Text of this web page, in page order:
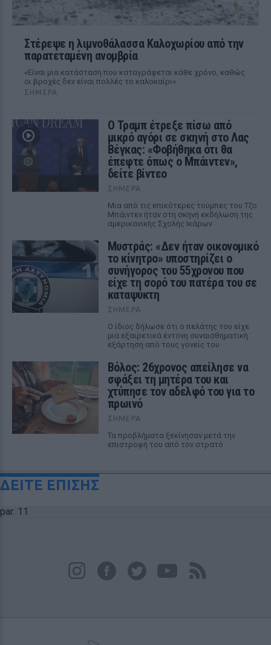
Στέρεψε η λιμνοθάλασσα Καλοχωρίου από την
παρατεταμένη ανομβρία
«Είναι μια κατάσταση που καταγράφεται κάθε χρόνο, καθώς
οι βροχές δεν είναι πολλές το καλοκαίρι»
ΣΉΜΕΡΑ
Ο Τραμπ έτρεξε πίσω από
μικρό αγόρι σε σκηνή στο Λας
Βέγκας: «Φοβήθηκα ότι θα
έπεφτε όπως ο Μπάιντεν»,
δείτε βίντεο
ΣΉΜΕΡΑ
Μια από τις επικότερες τούμπες του Τζο
Μπάιντεν ήταν στη σκηνή εκδήλωση της
αμερικανικής Σχολής Ικάρων
Μυστράς: «Δεν ήταν οικονομικό
το κίνητρο» υποστηρίζει ο
συνήγορος του 55χρονου που
είχε τη σορό του πατέρα του σε
καταψύκτη
ΣΉΜΕΡΑ
Ο ίδιος δήλωσε ότι ο πελάτης του είχε
μια εξαιρετικά έντονη συναισθηματική
εξάρτηση από τους γονείς του
Βόλος: 26χρονος απείλησε να
σφάξει τη μητέρα του και
χτύπησε τον αδελφό του για το
πρωινό
ΣΉΜΕΡΑ
Τα προβλήματα ξεκίνησαν μετά την
επιστροφή του από τον στρατό
ΔΕΙΤΕ ΕΠΙΣΗΣ
par: 11